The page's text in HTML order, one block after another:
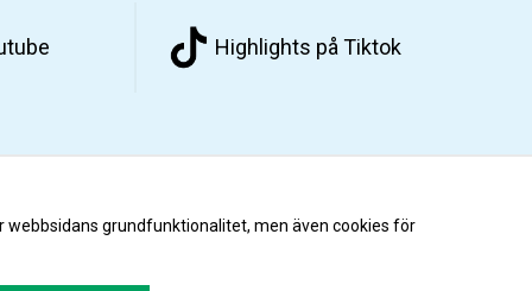
Highlights på Tiktok
webbsidans grundfunktionalitet, men även cookies för